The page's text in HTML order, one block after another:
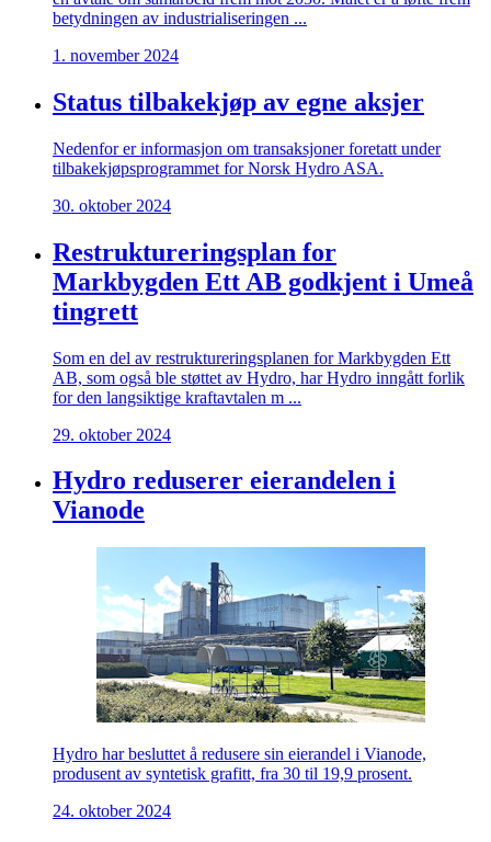
betydningen av industrialiseringen ...
1. november 2024
Status tilbakekjøp av egne aksjer
Nedenfor er informasjon om transaksjoner foretatt under
tilbakekjøpsprogrammet for Norsk Hydro ASA.
30. oktober 2024
Restruktureringsplan for
Markbygden Ett AB godkjent i Umeå
tingrett
Som en del av restruktureringsplanen for Markbygden Ett
AB, som også ble støttet av Hydro, har Hydro inngått forlik
for den langsiktige kraftavtalen m ...
29. oktober 2024
Hydro reduserer eierandelen i
Vianode
Hydro har besluttet å redusere sin eierandel i Vianode,
produsent av syntetisk grafitt, fra 30 til 19,9 prosent.
24. oktober 2024